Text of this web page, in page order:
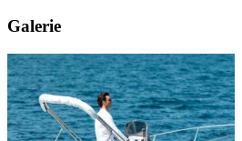
Galerie